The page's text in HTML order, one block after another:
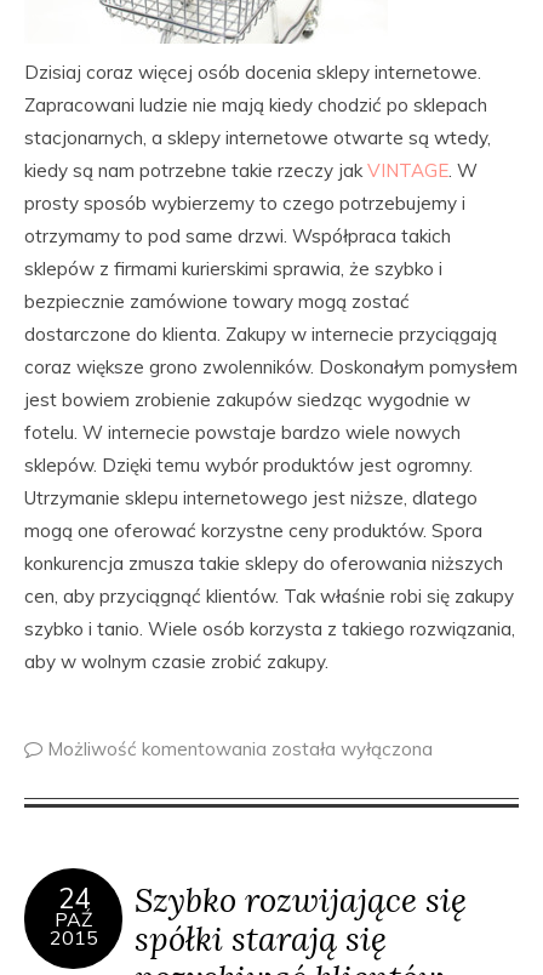
Dzisiaj coraz więcej osób docenia sklepy internetowe.
Zapracowani ludzie nie mają kiedy chodzić po sklepach
stacjonarnych, a sklepy internetowe otwarte są wtedy,
kiedy są nam potrzebne takie rzeczy jakVINTAGE. W
prosty sposób wybierzemy to czego potrzebujemy i
otrzymamy to pod same drzwi. Współpraca takich
sklepów z firmami kurierskimi sprawia, że szybko i
bezpiecznie zamówione towary mogą zostać
dostarczone do klienta. Zakupy w internecie przyciągają
coraz większe grono zwolenników. Doskonałym pomysłem
jest bowiem zrobienie zakupów siedząc wygodnie w
fotelu. W internecie powstaje bardzo wiele nowych
sklepów. Dzięki temu wybór produktów jest ogromny.
Utrzymanie sklepu internetowego jest niższe, dlatego
mogą one oferować korzystne ceny produktów. Spora
konkurencja zmusza takie sklepy do oferowania niższych
cen, aby przyciągnąć klientów. Tak właśnie robi się zakupy
szybko i tanio. Wiele osób korzysta z takiego rozwiązania,
aby w wolnym czasie zrobić zakupy.
Możliwość komentowania została wyłączona
24
PAŹ
2015
Szybko rozwijające się
spółki starają się